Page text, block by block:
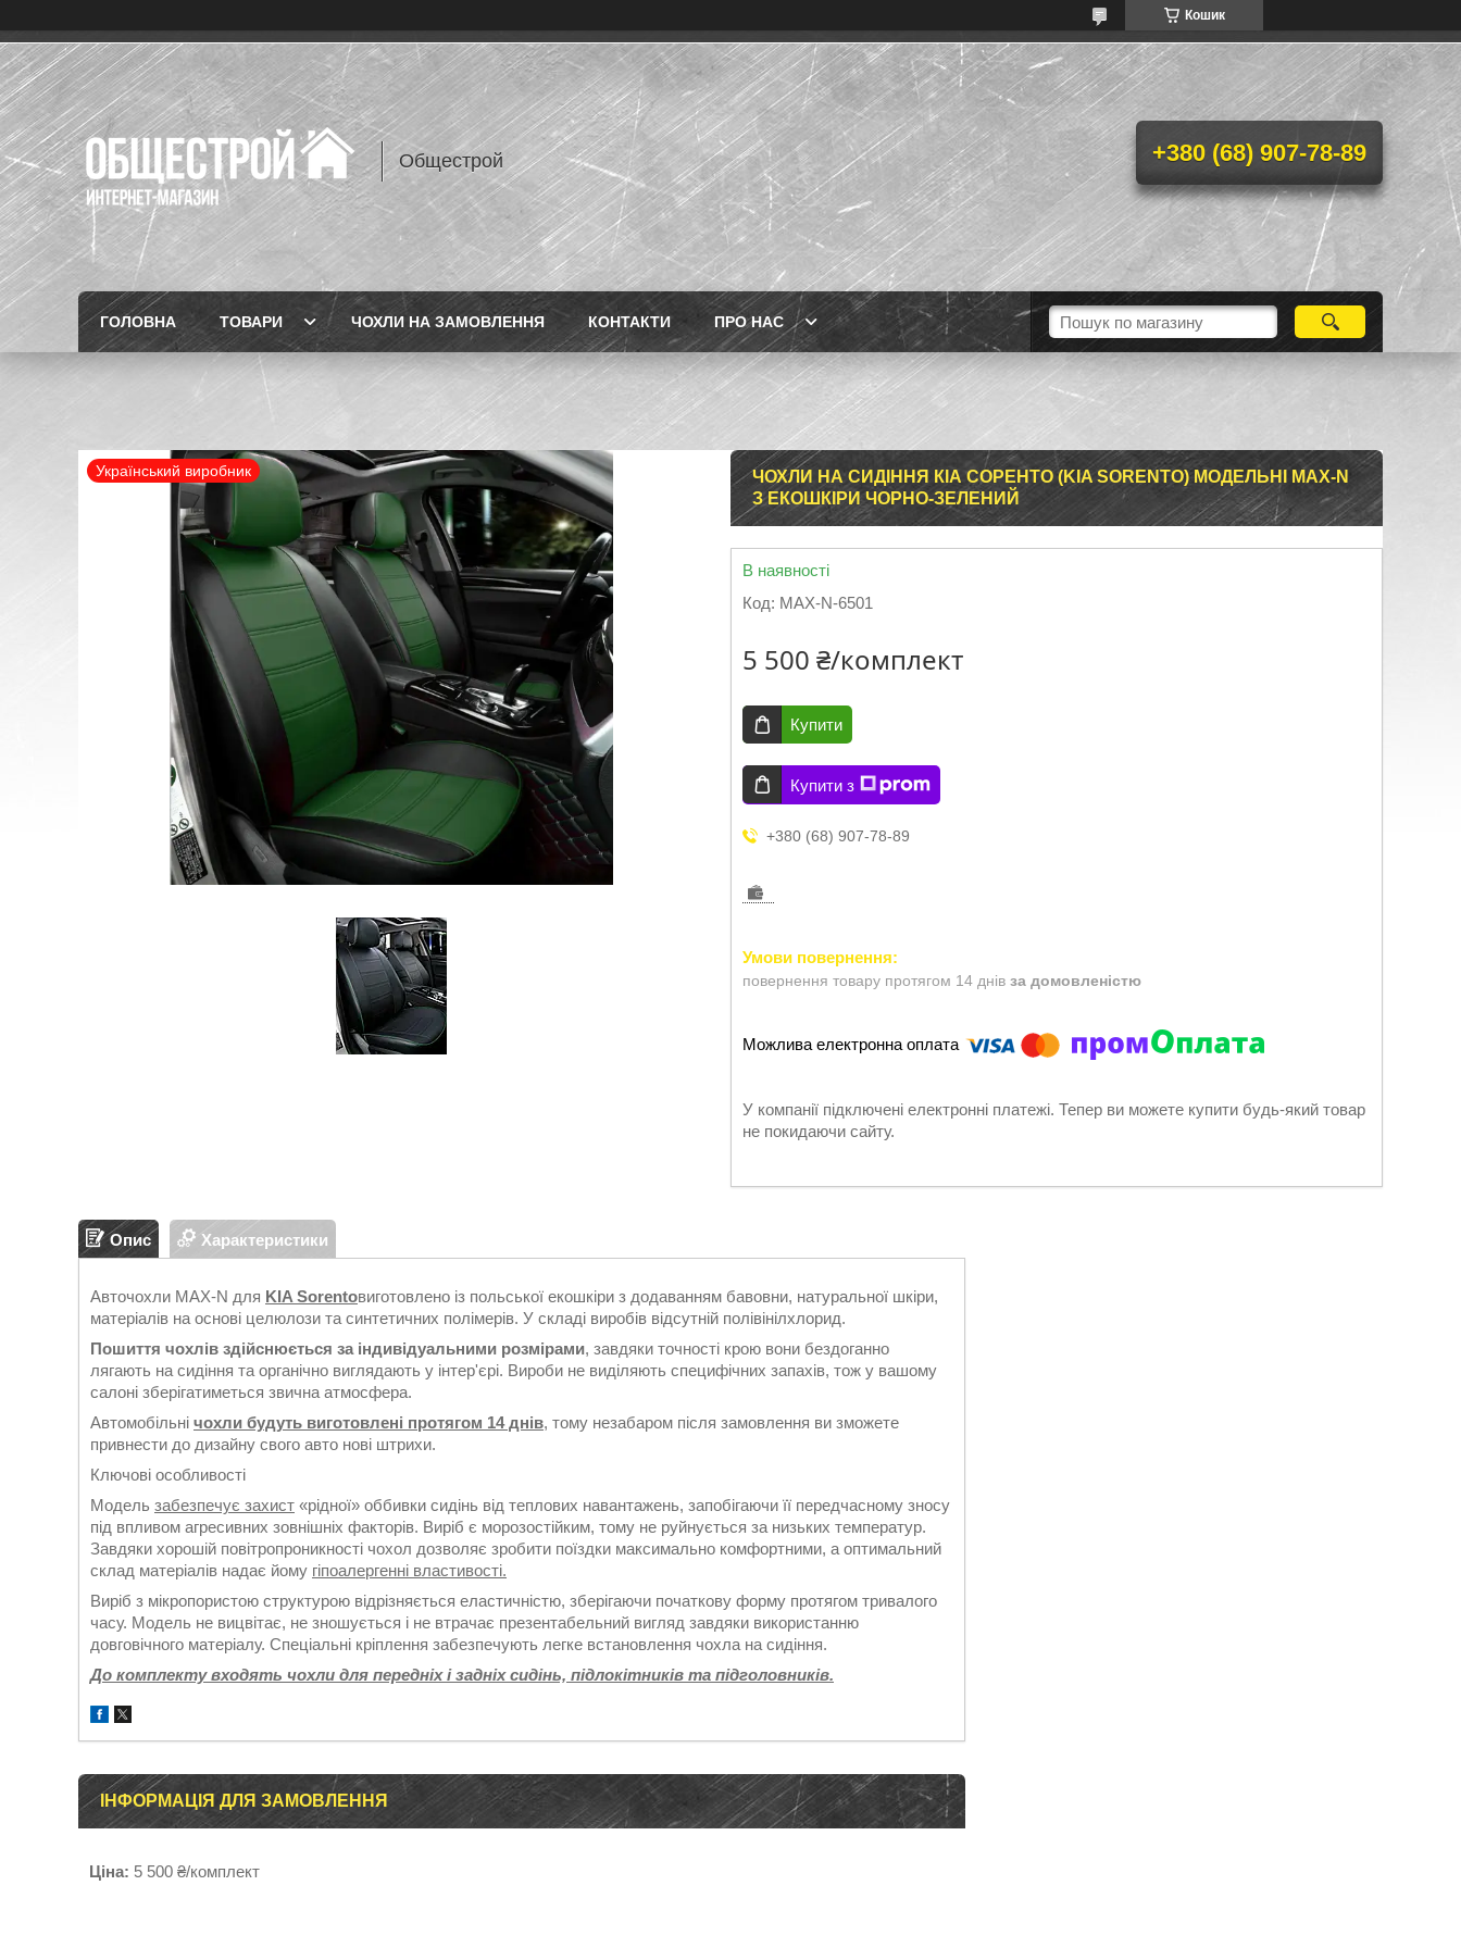
Кошик
Общестрой +380 (68) 907-78-89
ГОЛОВНА ТОВАРИ ЧОХЛИ НА ЗАМОВЛЕННЯ КОНТАКТИ ПРО НАС
Український виробник
ЧОХЛИ НА СИДІННЯ КІА СОРЕНТО (KIA SORENTO) МОДЕЛЬНІ MAX-N
З ЕКОШКІРИ ЧОРНО-ЗЕЛЕНИЙ
В наявності
Код: MAX-N-6501
5 500 ₴/комплект
Купити
Купити з
+380 (68) 907-78-89
повернення товару протягом 14 днів за домовленістю
У компанії підключені електронні платежі. Тепер ви можете купити будь-який товар
не покидаючи сайту.
Опис Характеристики
Авточохли MAX-N для KIA Sorentoвиготовлено із польської екошкіри з додаванням бавовни, натуральної шкіри,
матеріалів на основі целюлози та синтетичних полімерів. У складі виробів відсутній полівінілхлорид.
Пошиття чохлів здійснюється за індивідуальними розмірами, завдяки точності крою вони бездоганно
лягають на сидіння та органічно виглядають у інтер'єрі. Вироби не виділяють специфічних запахів, тож у вашому
салоні зберігатиметься звична атмосфера.
Автомобільні чохли будуть виготовлені протягом 14 днів, тому незабаром після замовлення ви зможете
привнести до дизайну свого авто нові штрихи.
Ключові особливості
Модель забезпечує захист «рідної» оббивки сидінь від теплових навантажень, запобігаючи її передчасному зносу
під впливом агресивних зовнішніх факторів. Виріб є морозостійким, тому не руйнується за низьких температур.
Завдяки хорошій повітропроникності чохол дозволяє зробити поїздки максимально комфортними, а оптимальний
склад матеріалів надає йому гіпоалергенні властивості.
Виріб з мікропористою структурою відрізняється еластичністю, зберігаючи початкову форму протягом тривалого
часу. Модель не вицвітає, не зношується і не втрачає презентабельний вигляд завдяки використанню
довговічного матеріалу. Спеціальні кріплення забезпечують легке встановлення чохла на сидіння.
До комплекту входять чохли для передніх і задніх сидінь, підлокітників та підголовників.
ІНФОРМАЦІЯ ДЛЯ ЗАМОВЛЕННЯ
Ціна: 5 500 ₴/комплект